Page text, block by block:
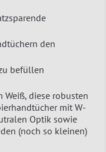
den
befüllen
Weiß, diese robusten
mit W-
Optik sowie
(noch so kleinen)